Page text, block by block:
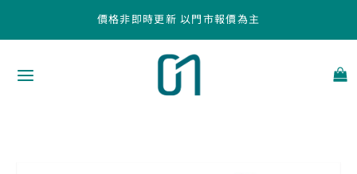
價格非即時更新 以門市報價為主